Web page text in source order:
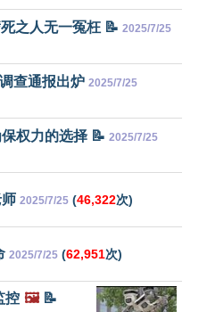
之人无一冤枉 📝 2025/7/25
查通报出炉 2025/7/25
权力的选择 📝 2025/7/25
2025/7/25 (46,322次)
2025/7/25 (62,951次)
控 🖼️📝